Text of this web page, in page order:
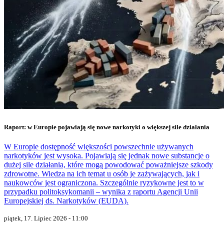
Raport: w Europie pojawiają się nowe narkotyki o większej sile działania
W Europie dostępność większości powszechnie używanych
narkotyków jest wysoka. Pojawiają się jednak nowe substancje o
dużej sile działania, które mogą powodować poważniejsze szkody
zdrowotne. Wiedza na ich temat u osób je zażywających, jak i
naukowców jest ograniczona. Szczególnie ryzykowne jest to w
przypadku politoksykomanii – wynika z raportu Agencji Unii
Europejskiej ds. Narkotyków (EUDA).
piątek, 17. Lipiec 2026 - 11:00